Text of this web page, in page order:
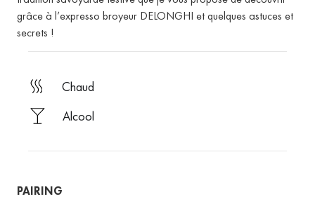
grâce à l’expresso broyeur DELONGHI et quelques astuces et
secrets !
chaud
Alcool
PAIRING